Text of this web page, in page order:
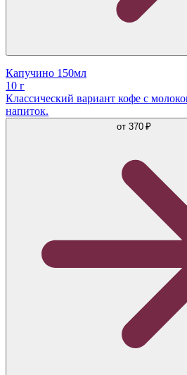
Капучино 150мл
10 г
Классический вариант кофе с
напиток.
от 370 ₽